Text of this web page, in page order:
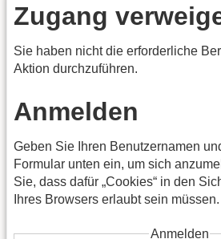
Zugang
Sie haben nicht die erforderliche
Aktion durchzuführen.
Anmelden
Geben Sie Ihren Benutzernamen
Formular unten ein, um sich
Sie, dass dafür „Cookies“ in den
Ihres Browsers erlaubt sein müssen.
Anmelden